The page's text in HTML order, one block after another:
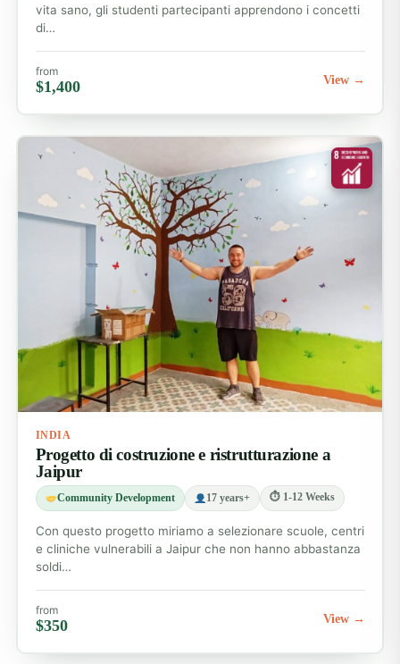
vita sano, gli studenti partecipanti apprendono i concetti
di…
from
$1,400 View →
INDIA
Progetto di costruzione e ristrutturazione a
Jaipur
Community Development 17 years+ ⏱ 1-12 Weeks
Con questo progetto miriamo a selezionare scuole, centri
e cliniche vulnerabili a Jaipur che non hanno abbastanza
soldi…
from
$350 View →